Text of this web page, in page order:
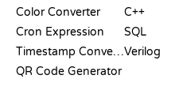
Color Converter
Cron Expression
Timestamp Converter
QR Code Generator
C++
SQL
Verilog